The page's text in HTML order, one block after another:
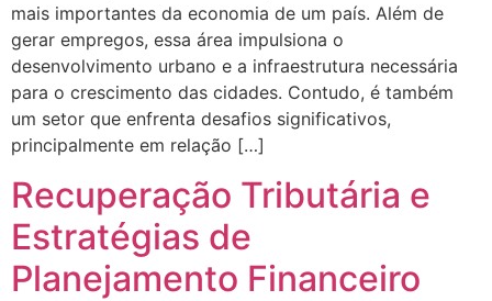
mais importantes da economia de um país. Além de
gerar empregos, essa área impulsiona o
desenvolvimento urbano e a infraestrutura necessária
para o crescimento das cidades. Contudo, é também
um setor que enfrenta desafios significativos,
principalmente em relação […]
Recuperação Tributária e
Estratégias de
Planejamento Financeiro